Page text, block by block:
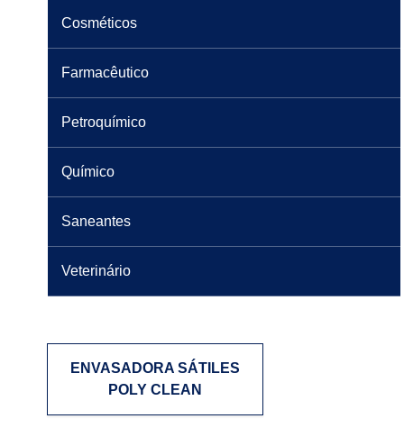
Cosméticos
Farmacêutico
Petroquímico
Químico
Saneantes
Veterinário
ENVASADORA SÁTILES
POLY CLEAN